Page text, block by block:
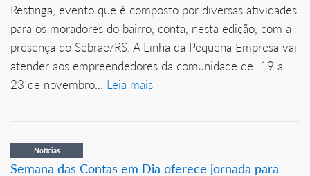
Restinga, evento que é composto por diversas atividades
para os moradores do bairro, conta, nesta edição, com a
presença do Sebrae/RS. A Linha da Pequena Empresa vai
atender aos empreendedores da comunidade de 19 a
23 de novembro... Leia mais
Notícias
Semana das Contas em Dia oferece jornada para